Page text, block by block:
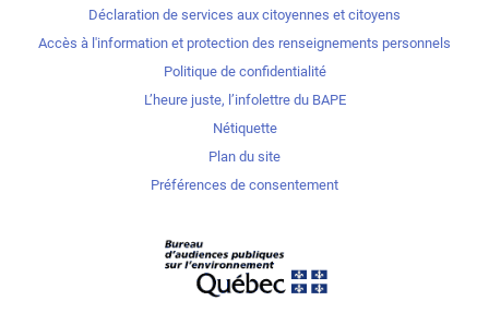
Déclaration de services aux citoyennes et citoyens
Accès à l'information et protection des renseignements personnels
Politique de confidentialité
L’heure juste, l’infolettre du BAPE
Nétiquette
Plan du site
Préférences de consentement